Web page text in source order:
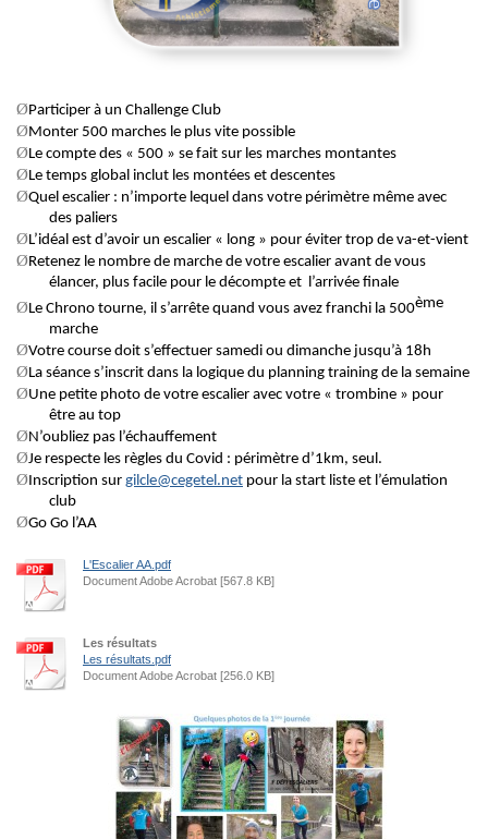
ØParticiper à un Challenge Club
ØMonter 500 marches le plus vite possible
ØLe compte des « 500 » se fait sur les marches montantes
ØLe temps global inclut les montées et descentes
ØQuel escalier : n’importe lequel dans votre périmètre même avec
des paliers
ØL’idéal est d’avoir un escalier « long » pour éviter trop de va-et-vient
ØRetenez le nombre de marche de votre escalier avant de vous
élancer, plus facile pour le décompte et l’arrivée finale
ØLe Chrono tourne, il s’arrête quand vous avez franchi la 500ème
marche
ØVotre course doit s’effectuer samedi ou dimanche jusqu’à 18h
ØLa séance s’inscrit dans la logique du planning training de la semaine
ØUne petite photo de votre escalier avec votre « trombine » pour
être au top
ØN’oubliez pas l’échauffement
ØJe respecte les règles du Covid : périmètre d’1km, seul.
Ø Inscription sur gilcle@cegetel.net pour la start liste et l’émulation
club
ØGo Go l’AA
L'Escalier AA.pdf
Document Adobe Acrobat [567.8 KB]
Les résultats
Les résultats.pdf
Document Adobe Acrobat [256.0 KB]